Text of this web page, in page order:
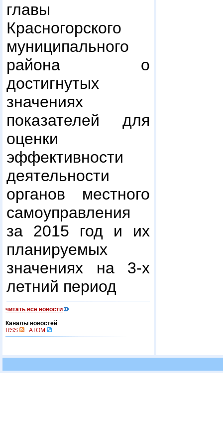
главы
Красногорского
муниципального
района о
достигнутых
значениях
показателей для
оценки
эффективности
деятельности
органов местного
самоуправления
за 2015 год и их
планируемых
значениях на 3-х
летний период
читать все новости
Каналы новостей
RSS
ATOM